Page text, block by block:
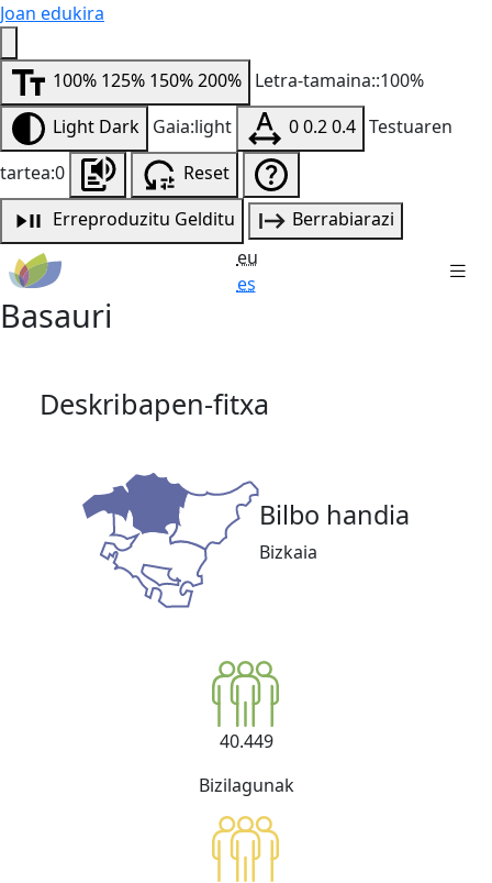
Joan edukira
100% 125% 150%200% Letra-tamaina::100%
Light Dark Gaia:light 00.20.4 Testuaren
tartea:0
Reset
Erreproduzitu Gelditu
Berrabiarazi
eu
es
Basauri
Deskribapen-fitxa
Bilbo handia
Bizkaia
40.449
Bizilagunak